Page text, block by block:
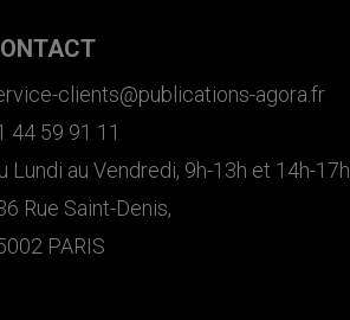
clients@publications-agora.fr
44 59 91 11
Lundi au Vendredi, 9h-13h et 14h-17h
Rue Saint-Denis,
PARIS